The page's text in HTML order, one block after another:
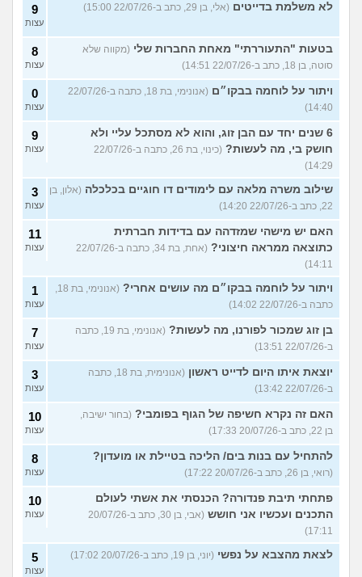
לא משלמת בדייטים (אלי, בן 29, כתב ב-22/07/26 15:00) 9
עצות
בטעות "התעוררתי" מאחת החברות שלי (מקווה שלא
סוטה, בן 18, כתב ב-22/07/26 14:51)
8
עצות
ויתור על לוחמה בבקו״ם
(אנונימי, בת 18, כתבה ב-22/07/26
14:40)
0
עצות
6 שנים יחד עם הבן זוג, והוא לא מסתכל עליי ולא
חושק בי, מה לעשות?
(כינוי, בת 26, כתבה ב-22/07/26
14:29)
9
עצות
שילוב משרה מלאה עם לימודים דו חוגיים בכלכלה (אלון, בן
22, כתב ב-22/07/26 14:20)
3
עצות
האם יש מישהי שמזדהה עם בדידות חברתית
כתוצאה ממראה חיצוני?
(אחת, בת 34, כתבה ב-22/07/26
14:11)
11
עצות
ויתור על לוחמה בבקו״ם מה עושים אחרי?
(אנונימי, בת 18,
כתבה ב-22/07/26 14:02)
1
עצות
בן זוג שמכור לפורנו, מה לעשות?
(אנונימי, בת 19, כתבה
ב-22/07/26 13:51)
7
עצות
יוצאת איתו היום לדייט ראשון
(אנונימית, בת 18, כתבה
ב-22/07/26 13:42)
3
עצות
האם זה נקרא חשיפה של הגוף בפומבי? (בחור ישיבה,
בן 22, כתב ב-20/07/26 17:33)
10
עצות
להתחיל עם בנות בים/ הליכה בטיילת או מועדון?
(רואי, בן 26, כתב ב-20/07/26 17:22)
8
עצות
פתחתי תיבת פנדורה? הכנסתי את אשתי לעולם
התכנים ועכשיו אני חושש
(אבי, בן 30, כתב ב-20/07/26
17:11)
10
עצות
לצאת מהצבא על נפשי (יוני, בן 19, כתב ב-20/07/26 17:02) 5
עצות